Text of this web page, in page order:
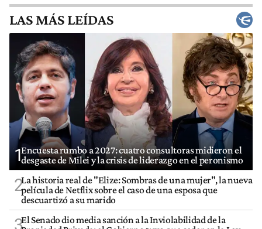
LAS MÁS LEÍDAS
1Encuesta rumbo a 2027: cuatro consultoras midieron el
desgaste de Milei y la crisis de liderazgo en el peronismo
2La historia real de "Elize: Sombras de una mujer", la nueva
película de Netflix sobre el caso de una esposa que
descuartizó a su marido
3El Senado dio media sanción a la Inviolabilidad de la